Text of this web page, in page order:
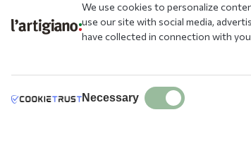
We use cookies to personalize
use our site with social media,
have collected in connection with
Necessary